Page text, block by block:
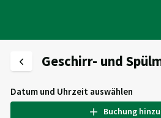
Geschirr- und
Datum und Uhrzeit auswählen
Buchung